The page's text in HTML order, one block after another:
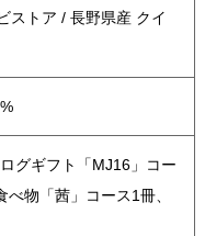
ストア / 長野県産 クイ
グギフト「MJ16」コー
物「茜」コース1冊、